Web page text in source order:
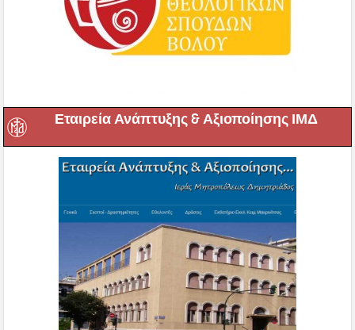
Εταιρεία Ανάπτυξης & Αξιοποίησης ΙΜΔ